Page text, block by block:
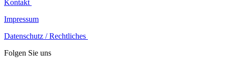
Kontakt
Impressum
Datenschutz / Rechtliches
Folgen Sie uns